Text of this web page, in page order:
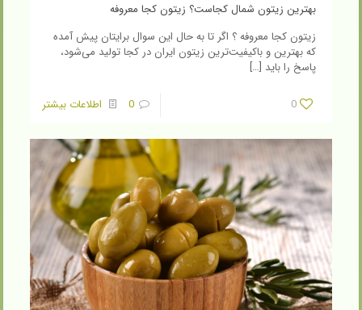
بهترین زیتون شمال کجاست؟ زیتون کجا معروفه
زیتون کجا معروفه ؟ اگر تا به حال این سوال برایتان پیش آمده
که بهترین و باکیفیت‌ترین زیتون ایران در کجا تولید می‌شود،
پاسخ را باید […]
0
0 اطلاعات بیشتر